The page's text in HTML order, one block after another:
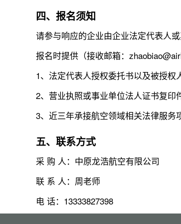
四、报名须知
请参与响应的企业由企业法定代表人
报名时提供（接收邮箱：
1、法定代表人授权委托书以及被授权
2、营业执照或事业单位法人证书复印
3、近三年承接航空领域相关法律服务
五、联系方式
采 购 人：中原龙浩航空有限公司
联 系 人：周老师
电 话：13333827398